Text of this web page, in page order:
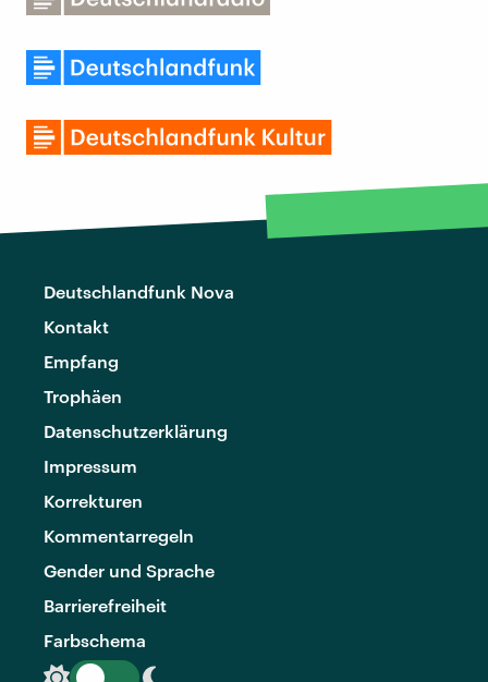
Deutschlandfunk Nova
Kontakt
Empfang
Trophäen
Datenschutzerklärung
Impressum
Korrekturen
Kommentarregeln
Gender und Sprache
Barrierefreiheit
Farbschema